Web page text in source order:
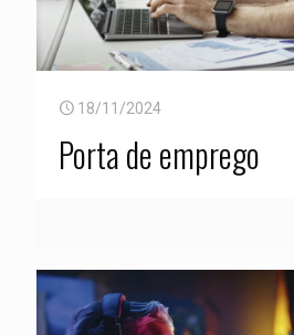
18/11/2024
Porta de emprego